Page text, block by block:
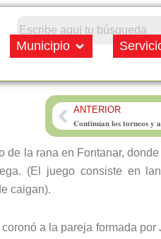
Ayuntamiento
Municipio Open Municipio
PrevANTERIOR
de la rana en Fontanar,
(El juego consiste en
caigan).
a la pareja formada por